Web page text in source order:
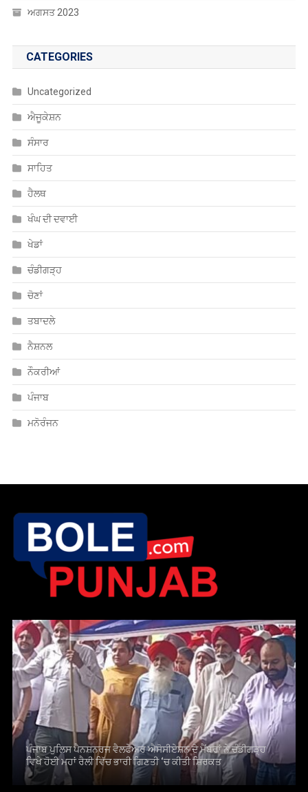
ਅਗਸਤ 2023
CATEGORIES
Uncategorized
ਐਜੂਕੇਸ਼ਨ
ਸੰਸਾਰ
ਸਾਹਿਤ
ਹੈਲਥ
ਖੰਘ ਦੀ ਦਵਾਈ
ਖੇਡਾਂ
ਚੰਡੀਗੜ੍ਹ
ਚੋਣਾਂ
ਤਬਾਦਲੇ
ਨੈਸ਼ਨਲ
ਨੌਕਰੀਆਂ
ਪੰਜਾਬ
ਮਨੋਰੰਜਨ
ਪੰਜਾਬ ਪੁਲਿਸ ਪੈਨਸ਼ਨਰਜ ਵੈਲਫੇਅਰ ਐਸੋਸੀਏਸ਼ਨ ਦੇ ਮੈਂਬਰਾਂ ਨੇ ਚੰਡੀਗੜ੍ਹ
ਵਿਖੇ ਹੋਈ ਮਹਾਂ ਰੈਲੀ ਵਿੱਚ ਭਾਰੀ ਗਿਣਤੀ ‘ਚ ਕੀਤੀ ਸ਼ਿਰਕਤ